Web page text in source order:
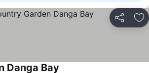
Compartir
Danga Bay